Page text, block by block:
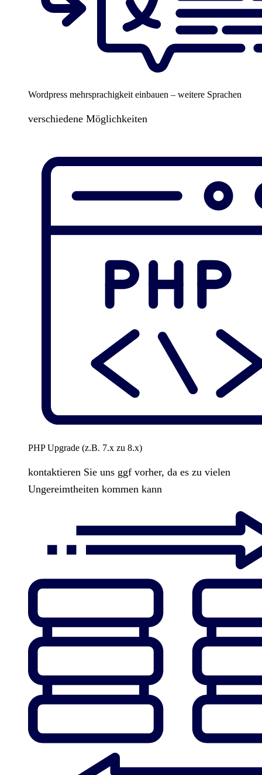
Wordpress mehrsprachigkeit einbauen – weitere Sprachen
verschiedene Möglichkeiten
PHP Upgrade (z.B. 7.x zu 8.x)
kontaktieren Sie uns ggf vorher, da es zu vielen
Ungereimtheiten kommen kann